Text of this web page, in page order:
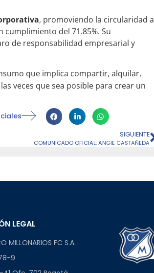
, promoviendo la circularidad a
del 71.85%. Su
de responsabilidad empresarial y
que implica compartir, alquilar,
veces que sea posible para crear un
SIGUIENTE
COMUNICADO OFICIAL: ANGIE CASTAÑEDA
LEGAL
MILLONARIOS FC S.A.
9